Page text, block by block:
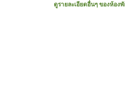
ดูรายละเอียดอื่นๆ ของห้อง